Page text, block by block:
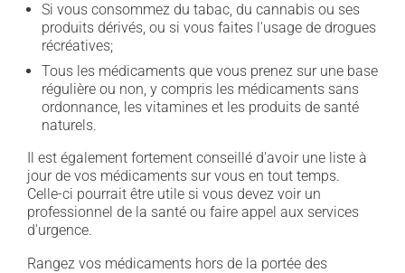
Si vous consommez du tabac, du cannabis ou ses
produits dérivés, ou si vous faites l'usage de drogues
récréatives;
Tous les médicaments que vous prenez sur une base
régulière ou non, y compris les médicaments sans
ordonnance, les vitamines et les produits de santé
naturels.
Il est également fortement conseillé d'avoir une liste à
jour de vos médicaments sur vous en tout temps.
Celle-ci pourrait être utile si vous devez voir un
professionnel de la santé ou faire appel aux services
d'urgence.
Rangez vos médicaments hors de la portée des